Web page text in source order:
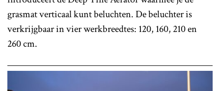
grasmat verticaal kunt beluchten. De beluchter is
verkrijgbaar in vier werkbreedtes: 120, 160, 210 en
260 cm.